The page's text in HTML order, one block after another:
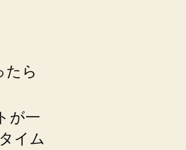
たら
が一
イム